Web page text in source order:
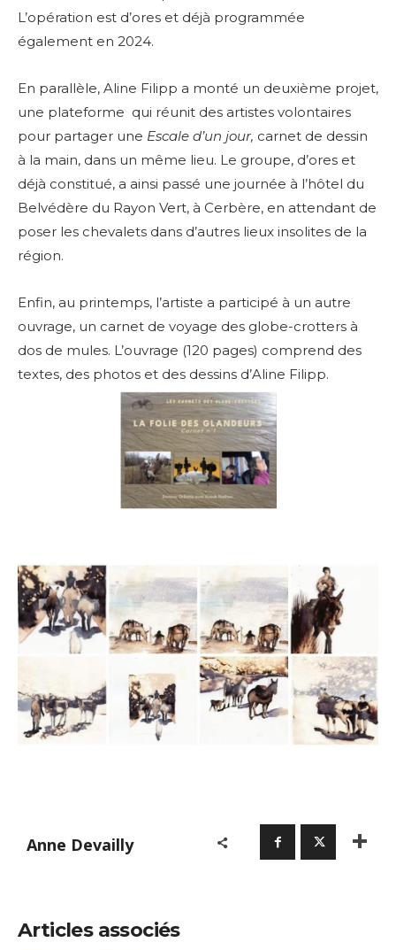
Adresse email*
J'accepte lestermes et conditions
Adresse email*
L’opération est d’ores et déjà programmée
également en 2024.
En parallèle, Aline Filipp a monté un deuxième projet,
une plateforme qui réunit des artistes volontaires
pour partager une Escale d’un jour, carnet de dessin
à la main, dans un même lieu. Le groupe, d’ores et
déjà constitué, a ainsi passé une journée à l’hôtel du
Belvédère du Rayon Vert, à Cerbère, en attendant de
poser les chevalets dans d’autres lieux insolites de la
région.
Enfin, au printemps, l’artiste a participé à un autre
ouvrage, un carnet de voyage des globe-crotters à
dos de mules. L’ouvrage (120 pages) comprend des
textes, des photos et des dessins d’Aline Filipp.
Anne Devailly
Articles associés